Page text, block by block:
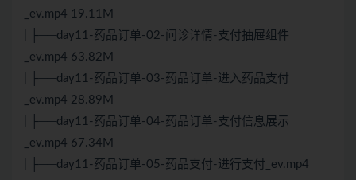
_ev.mp4 19.11M
| ├──day11-药品订单-02-问诊详情-支付抽屉组件
_ev.mp4 63.82M
| ├──day11-药品订单-03-药品订单-进入药品支付
_ev.mp4 28.89M
| ├──day11-药品订单-04-药品订单-支付信息展示
_ev.mp4 67.34M
| ├──day11-药品订单-05-药品支付-进行支付_ev.mp4